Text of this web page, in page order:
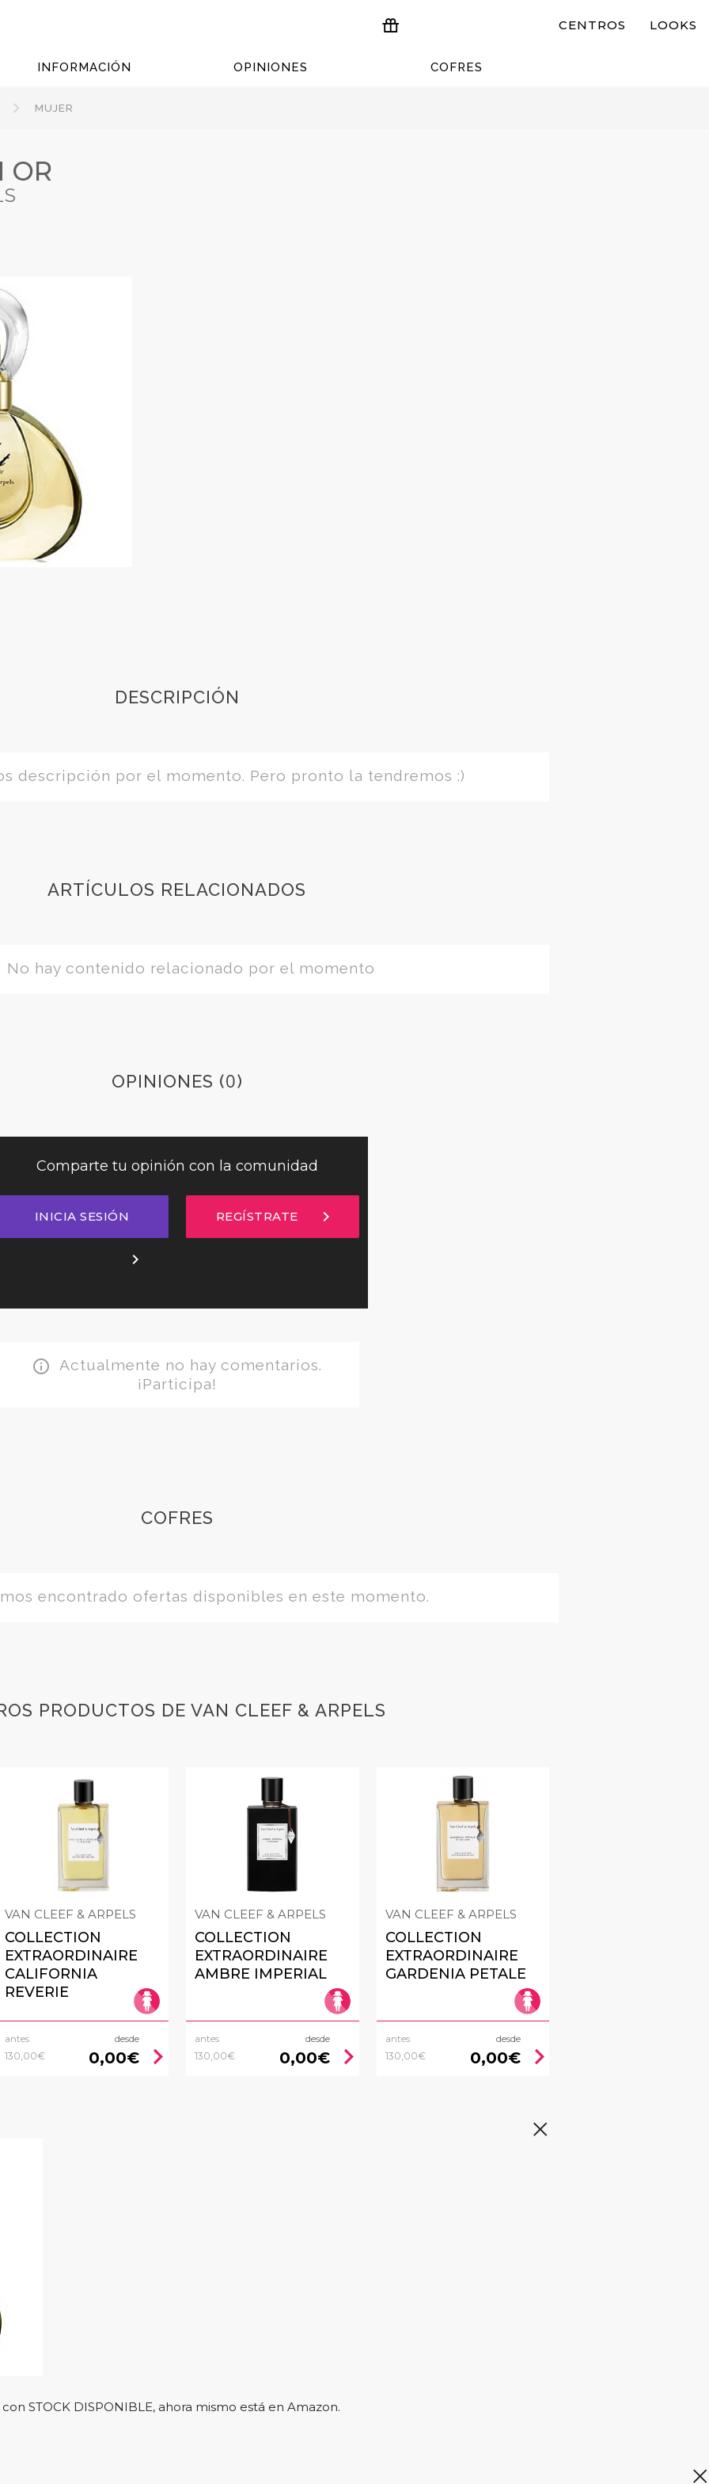
ESTUCHES Y REGALOS
CENTROS LOOKS
INFORMACIÓN OPINIONES COFRES
MUJER
OR
DESCRIPCIÓN
descripción por el momento. Pero pronto la tendremos :)
ARTÍCULOS RELACIONADOS
No hay contenido relacionado por el momento
OPINIONES (0)
Comparte tu opinión con la comunidad
INICIA SESIÓN
chevron_right
REGÍSTRATE chevron_right
info_outline
Actualmente no hay comentarios.
¡Participa!
COFRES
encontrado ofertas disponibles en este momento.
PRODUCTOS DE VAN CLEEF & ARPELS
VAN CLEEF & ARPELS
COLLECTION
EXTRAORDINAIRE
CALIFORNIA
REVERIE
antes
130,00€
desde
0,00€ chevron_right
VAN CLEEF & ARPELS
COLLECTION
EXTRAORDINAIRE
AMBRE IMPERIAL
antes
130,00€
desde
0,00€ chevron_right
VAN CLEEF & ARPELS
COLLECTION
EXTRAORDINAIRE
GARDENIA PETALE
antes
130,00€
desde
0,00€ chevron_right
STOCK DISPONIBLE, ahora mismo está en Amazon.